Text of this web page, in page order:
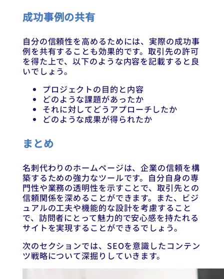
成功事例の共有
自分の信頼性を高めるためには、実際の成功事
例を共有することも効果的です。取引先の許可
を得た上で、以下のような内容を記載すると良
いでしょう。
プロジェクトの目的と内容
どのような課題があったか
それに対してどうアプローチしたか
どのような成果が得られたか
まとめ
名刺代わりのホームページは、企業の信頼を構
築するための強力なツールです。自分自身の専
門性や業務の透明性を示すことで、取引先との
信頼関係を深めることができます。また、ビジ
ュアルの工夫や機能的な設計を考慮すること
で、訪問者にとって魅力的で安心感を持たれる
サイトを実現することができるでしょう。
次のセクションでは、SEOを意識したコンテン
ツ戦略について深掘りしていきます。